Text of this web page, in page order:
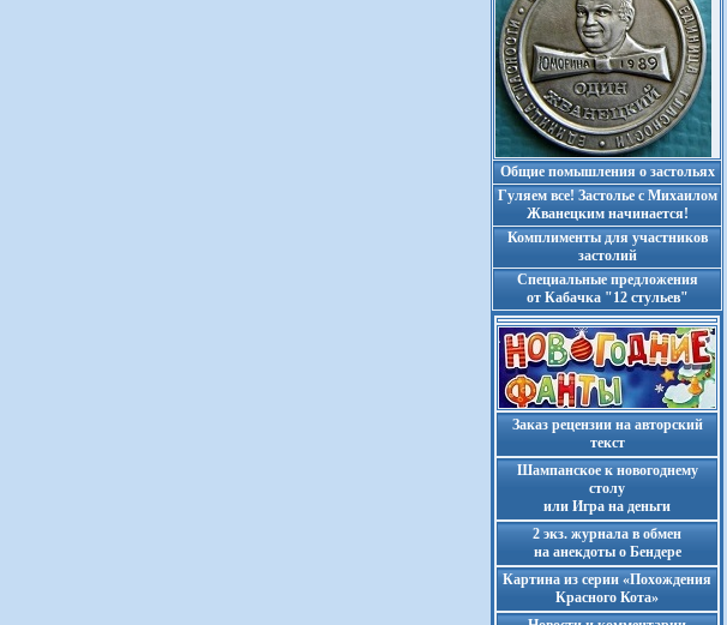
Общие помышления о застольях
Гуляем все! Застолье с Михаилом
Жванецким начинается!
Комплименты для участников
застолий
Cпециальные предложения
от Кабачка "12 стульев"
Заказ рецензии на авторский
текст
Шампанское к новогоднему
столу
или Игра на деньги
2 экз. журнала в обмен
на анекдоты о Бендере
Картина из серии «Похождения
Красного Кота»